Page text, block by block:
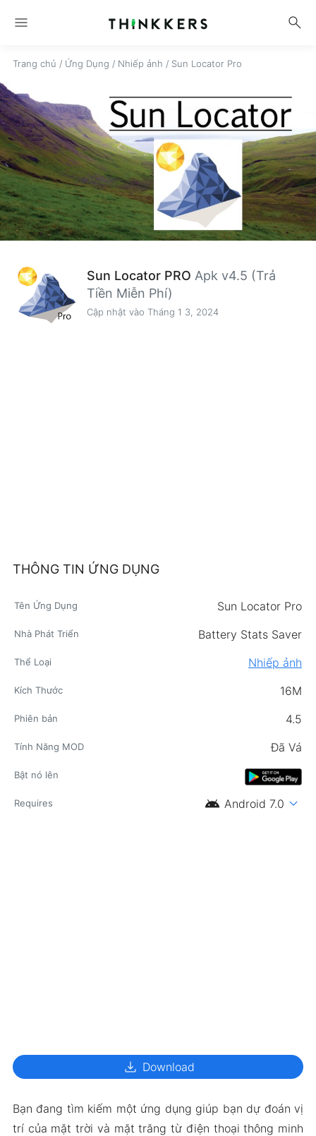
menu search
Trang chủ / Ứng Dụng / Nhiếp ảnh / Sun Locator Pro
Sun Locator PRO Apk v4.5 (Trả
Tiền Miễn Phí)
Cập nhật vào Tháng 1 3, 2024
THÔNG TIN ỨNG DỤNG
Tên Ứng Dụng Sun Locator Pro
Nhà Phát Triển Battery Stats Saver
Thể Loại Nhiếp ảnh
Kích Thước 16M
Phiên bản 4.5
Tính Năng MOD Đã Vá
Bật nó lên
Requires android Android 7.0 expand_more
download Download
Bạn đang tìm kiếm một ứng dụng giúp bạn dự đoán vị
trí của mặt trời và mặt trăng từ điện thoại thông minh